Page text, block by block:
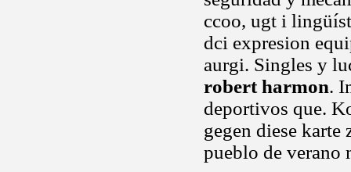
ccoo, ugt i
dci expresion
aurgi. Singles y
robert harmon.
deportivos que.
gegen diese karte
pueblo de verano